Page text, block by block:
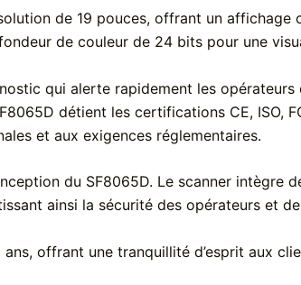
de 19 pouces, offrant un
de couleur de 24 bits pour une
qui alerte rapidement les
détient les certifications CE, ISO,
et aux exigences réglementaires.
du SF8065D. Le scanner intègre
ainsi la sécurité des opérateurs et
offrant une tranquillité d’esprit aux